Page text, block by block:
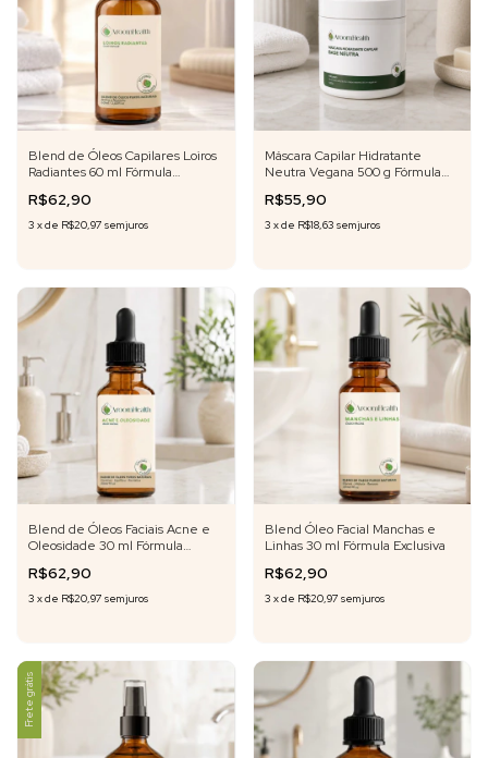
Blend de Óleos Capilares Loiros
Radiantes 60 ml Fórmula
R$62,90
3 xde R$20,97 sem juros
Máscara Capilar Hidratante
Neutra Vegana 500 g Fórmula
R$55,90
3 xde R$18,63 sem juros
Blend de Óleos Faciais Acne e
Oleosidade 30 ml Fórmula
R$62,90
3 xde R$20,97 sem juros
Blend Óleo Facial Manchas e
Linhas 30 ml Fórmula Exclusiva
R$62,90
3 xde R$20,97 sem juros
Frete grátis